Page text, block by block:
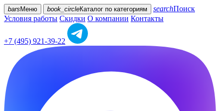
bars Меню book_circleКаталог по категориям searchПоиск
Условия работы Скидки О компании Контакты
+7 (495) 921-39-22